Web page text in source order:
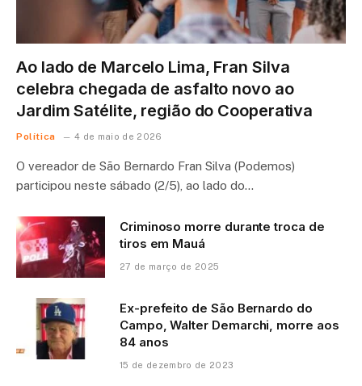
Ao lado de Marcelo Lima, Fran Silva
celebra chegada de asfalto novo ao
Jardim Satélite, região do Cooperativa
Política 4 de maio de 2026
O vereador de São Bernardo Fran Silva (Podemos)
participou neste sábado (2/5), ao lado do…
Criminoso morre durante troca de
tiros em Mauá
27 de março de 2025
Ex-prefeito de São Bernardo do
Campo, Walter Demarchi, morre aos
84 anos
15 de dezembro de 2023